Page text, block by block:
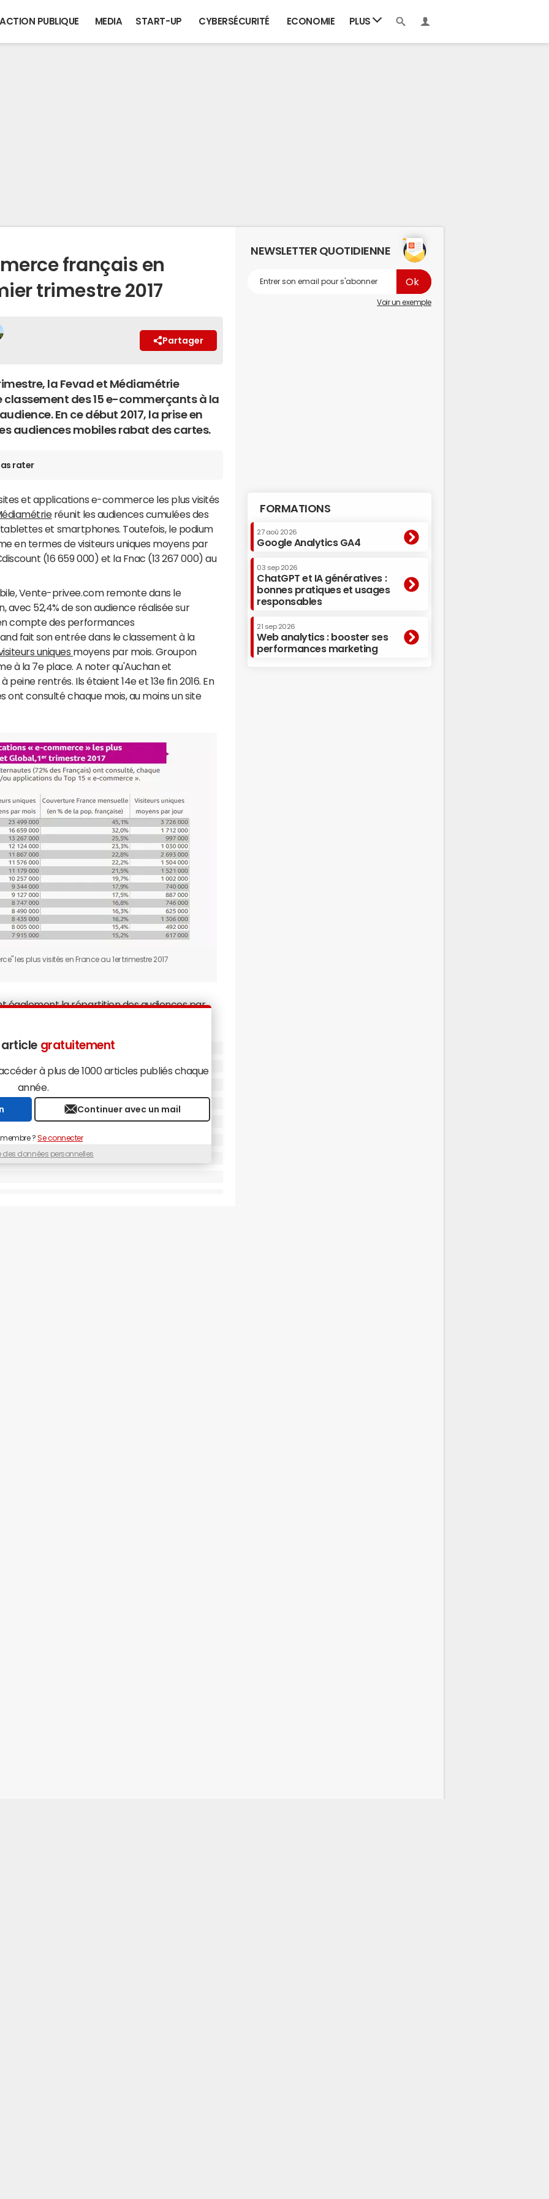
ACTION PUBLIQUE MEDIA START-UP CYBERSÉCURITÉ ECONOMIE PLUS
français en
trimestre 2017
Partager
la Fevad et Médiamétrie
classement des 15 e-commerçants à la
En ce début 2017, la prise en
audiences mobiles rabat des cartes.
rater
et applications e-commerce les plus visités
réunit les audiences cumulées des
et smartphones. Toutefois, le podium
en termes de visiteurs uniques moyens par
(16 659 000) et la Fnac (13 267 000) au
Vente-privee.com remonte dans le
avec 52,4% de son audience réalisée sur
compte des performances
fait son entrée dans le classement à la
uniques moyens par mois. Groupon
à la 7e place. A noter qu'Auchan et
rentrés. Ils étaient 14e et 13e fin 2016. En
ont consulté chaque mois, au moins un site
les plus visités en France au 1er trimestre 2017
également la répartition des audiences par
article gratuitement
à plus de 1000 articles publiés chaque
année.
Continuer avec un mail
membre ? Se connecter
des données personnelles
NEWSLETTER QUOTIDIENNE
Voir un exemple
FORMATIONS
27 aoû 2026
Google Analytics GA4
03 sep 2026
ChatGPT et IA génératives :
bonnes pratiques et usages
responsables
21 sep 2026
Web analytics : booster ses
performances marketing